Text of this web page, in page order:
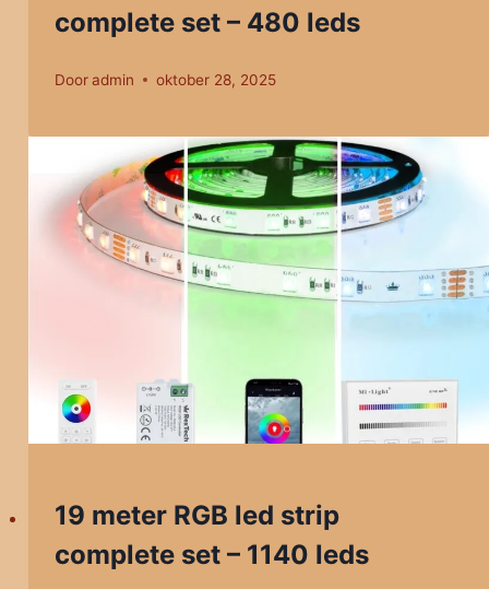
complete set – 480 leds
Door admin oktober 28, 2025
19 meter RGB led strip
complete set – 1140 leds